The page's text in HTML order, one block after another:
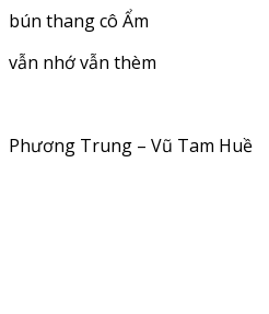
bún thang cô Ẩm
vẫn nhớ vẫn thèm
Phương Trung – Vũ Tam Huề